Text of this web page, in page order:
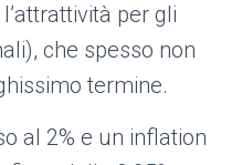
per gli
che spesso non
termine.
al 2% e un inflation